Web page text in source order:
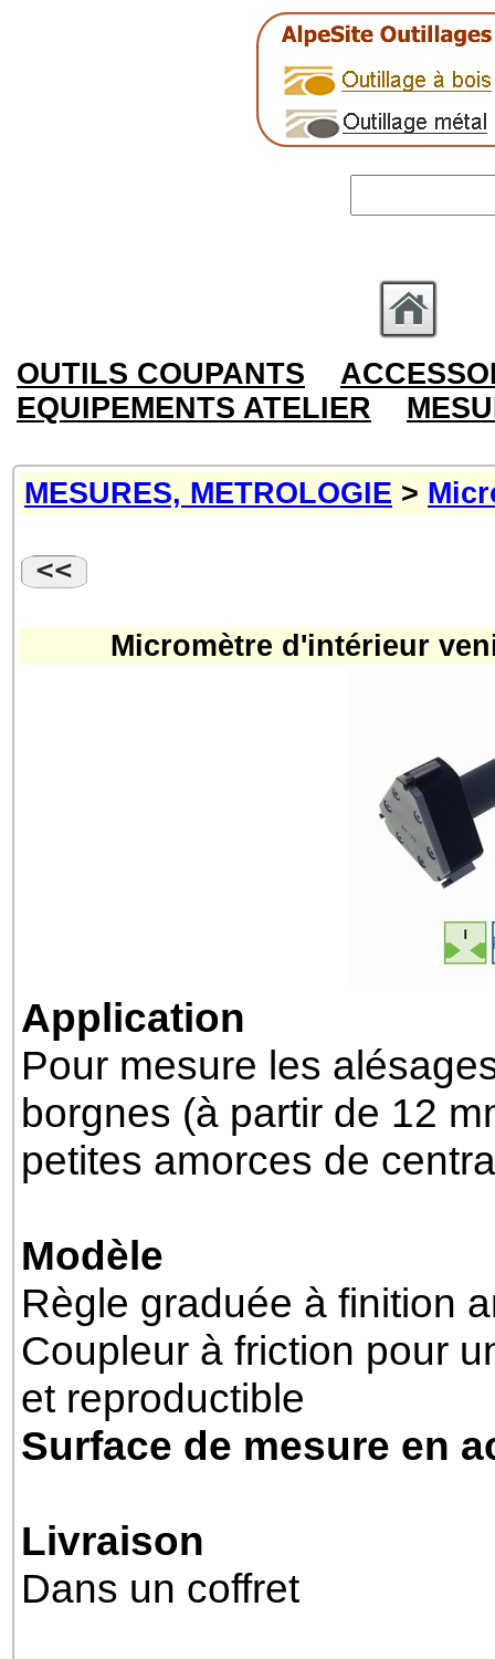
OUTILS COUPANTS
EQUIPEMENTS ATELIER
MESURES, METROLOGIE >
Micromètre d'intérieur
Application
Pour mesure les
borgnes (à partir de 12
petites amorces de
Modèle
Règle graduée à finition
Coupleur à friction pour
et reproductible
Surface de mesure en
Livraison
Dans un coffret